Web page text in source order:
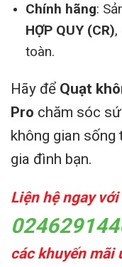
Chính hãng:
HỢP QUY (CR),
toàn.
Hãy để Quạt
Pro chăm sóc
không gian
gia đình bạn.
Liện hệ ngay
các khuyến mãi